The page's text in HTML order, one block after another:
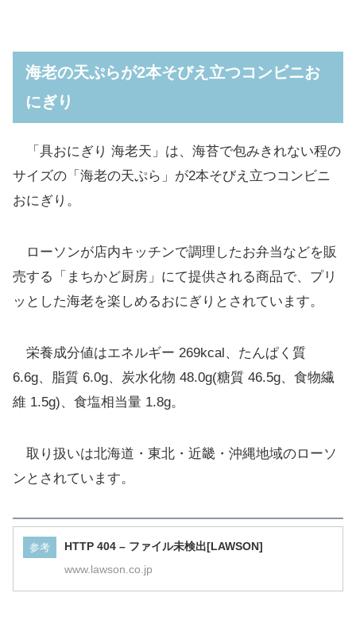
海老の天ぷらが2本そびえ立つコンビニお
にぎり
「具おにぎり 海老天」は、海苔で包みきれない程の
サイズの「海老の天ぷら」が2本そびえ立つコンビニ
おにぎり。
ローソンが店内キッチンで調理したお弁当などを販
売する「まちかど厨房」にて提供される商品で、プリ
ッとした海老を楽しめるおにぎりとされています。
栄養成分値はエネルギー 269kcal、たんぱく質
6.6g、脂質 6.0g、炭水化物 48.0g(糖質 46.5g、食物繊
維 1.5g)、食塩相当量 1.8g。
取り扱いは北海道・東北・近畿・沖縄地域のローソ
ンとされています。
参考 HTTP 404 – ファイル未検出[LAWSON]
www.lawson.co.jp